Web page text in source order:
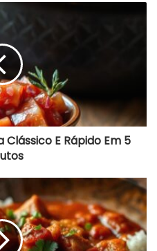
E Rápido Em 5